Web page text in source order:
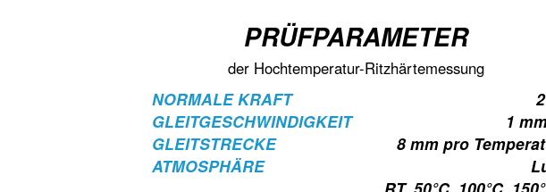
PRÜFPARAMETER
der Hochtemperatur-Ritzhärtemessung
NORMALE KRAFT
GLEITGESCHWINDIGKEIT
1
GLEITSTRECKE
8 mm pro
ATMOSPHÄRE